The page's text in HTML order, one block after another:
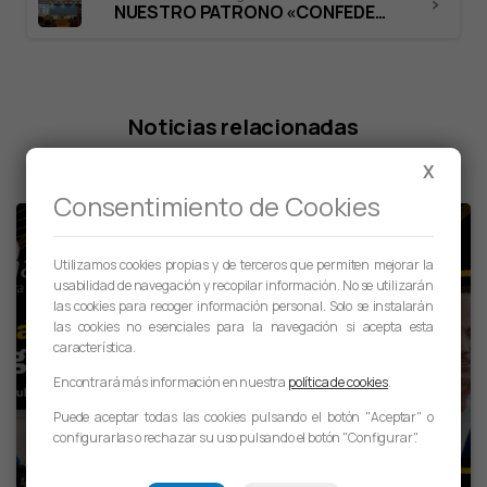
NUESTRO PATRONO «CONFEDERACIÓN DE EMPRESARIOS DE NAVARRA-CEN», REELIGE A JOSÉ ANTONIO SARRÍA COMO PRESIDENTE
Noticias relacionadas
Noticias
X
Consentimiento de Cookies
Utilizamos cookies propias y de terceros que permiten mejorar la
usabilidad de navegación y recopilar información. No se utilizarán
las cookies para recoger información personal. Solo se instalarán
las cookies no esenciales para la navegación si acepta esta
característica.
Encontrará más información en nuestra política de cookies.
Puede aceptar todas las cookies pulsando el botón "Aceptar" o
configurarlas o rechazar su uso pulsando el botón "Configurar".